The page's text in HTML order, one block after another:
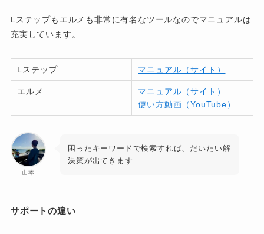
Lステップもエルメも非常に有名なツールなのでマニュアルは
充実しています。
Lステップ マニュアル（サイト）
エルメ
マニュアル（サイト）
使い方動画（YouTube）
山本
困ったキーワードで検索すれば、だいたい解
決策が出てきます
サポートの違い